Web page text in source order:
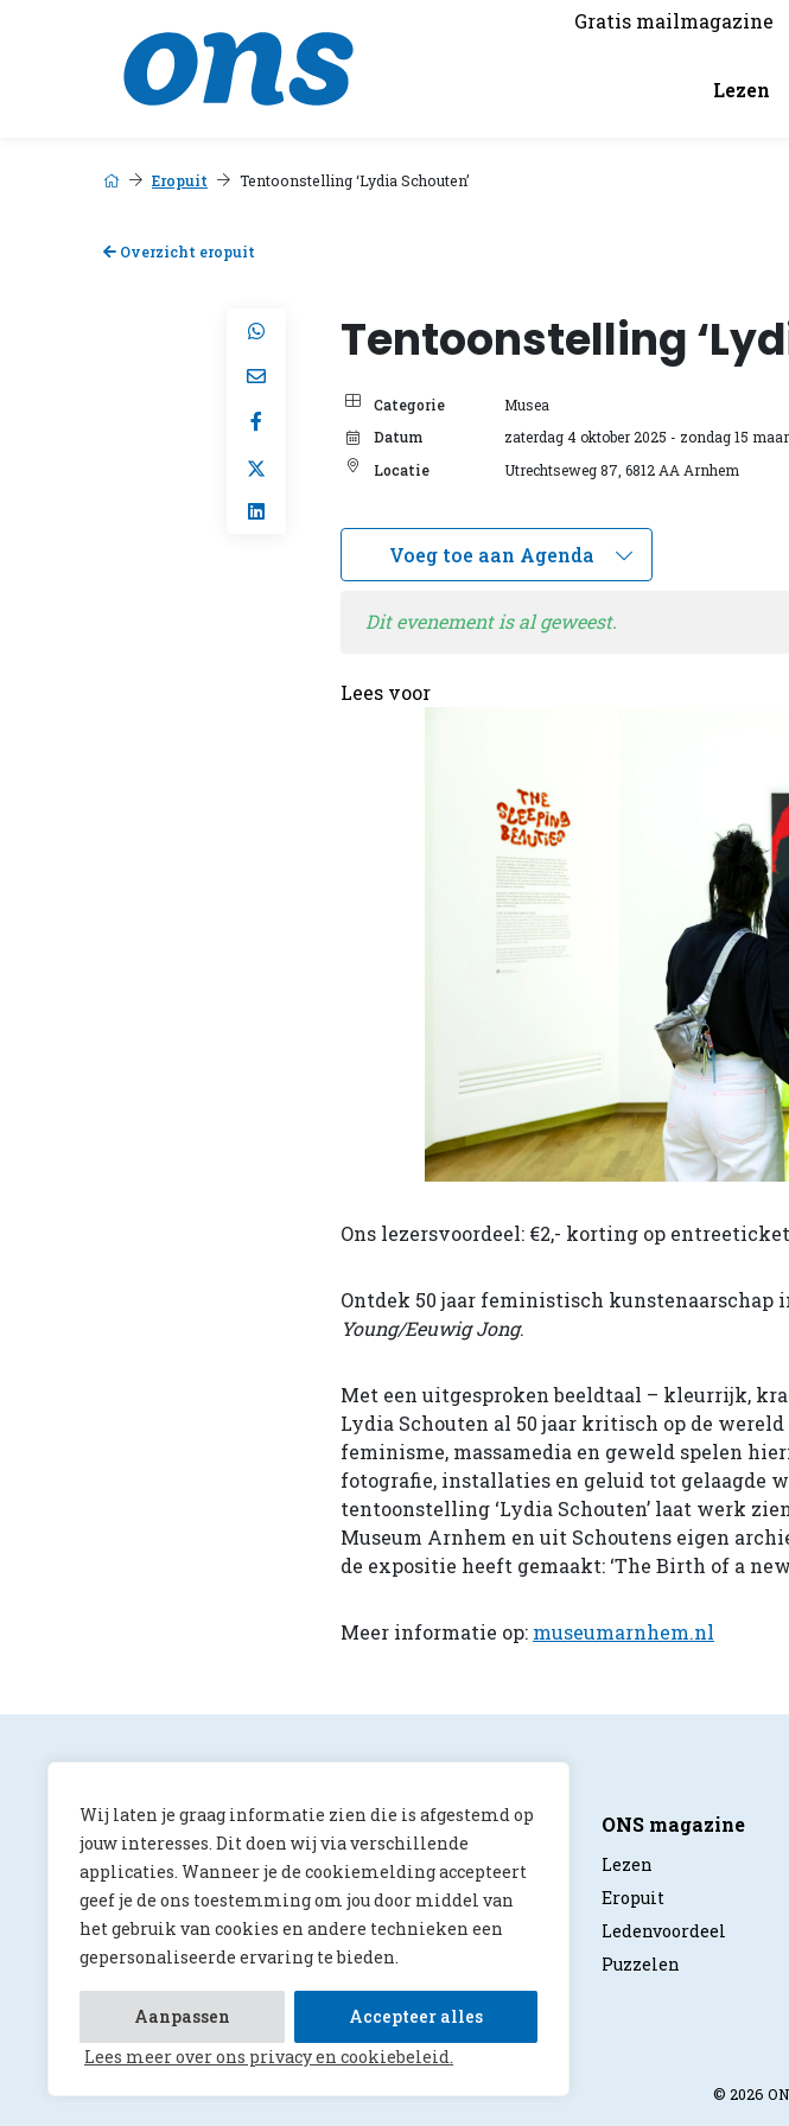
Wij laten je graag informatie zien die is afgestemd op
jouw interesses. Dit doen wij via verschillende
applicaties. Wanneer je de cookiemelding accepteert
geef je de ons toestemming om jou door middel van
het gebruik van cookies en andere technieken een
gepersonaliseerde ervaring te bieden.
Aanpassen
Accepteer alles
Lees meer over ons privacy en cookiebeleid.
Gratis mailmagazine
Lezen
Eropuit Tentoonstelling ‘Lydia Schouten’
Overzicht eropuit
Tentoonstelling
Categorie
Musea
Datum
zaterdag 4 oktober 2025 - zondag 15
Locatie
Utrechtseweg 87, 6812 AA Arnhem
Dit evenement is al geweest.
Lees voor
Ons lezersvoordeel: €2,- korting op entreeticket
Ontdek 50 jaar feministisch kunstenaarschap
Young/Eeuwig Jong.
Met een uitgesproken beeldtaal – kleurrijk,
Lydia Schouten al 50 jaar kritisch op de wereld
feminisme, massamedia en geweld spelen
fotografie, installaties en geluid tot gelaagde
tentoonstelling ‘Lydia Schouten’ laat werk
Museum Arnhem en uit Schoutens eigen
de expositie heeft gemaakt: ‘The Birth of a new
Meer informatie op: museumarnhem.nl
Albert Luthulilaan 10
5231 HV ‘s-Hertogenbosch
redactie@onsmagazine.nl
ONS magazine
Lezen
Eropuit
Ledenvoordeel
Puzzelen
© 2026